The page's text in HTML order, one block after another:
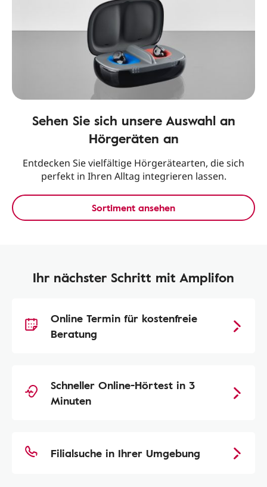
Sehen Sie sich unsere Auswahl an
Hörgeräten an
Entdecken Sie vielfältige Hörgerätearten, die sich
perfekt in Ihren Alltag integrieren lassen.
Sortiment ansehen
Ihr nächster Schritt mit Amplifon
Online Termin für kostenfreie
Beratung
Schneller Online-Hörtest in 3
Minuten
Filialsuche in Ihrer Umgebung